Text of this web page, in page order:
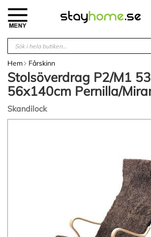
innehållet
Hem Fårskinn
Stolsöverdrag P2/M1
56x140cm Pernilla/
Skandilock